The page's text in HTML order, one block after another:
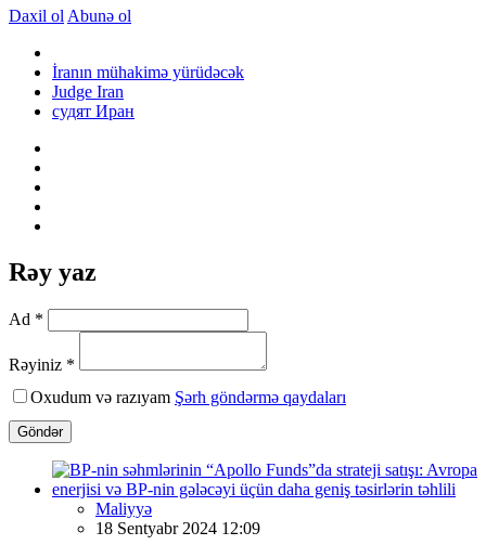
Daxil ol Abunə ol
İranın mühakimə yürüdəcək
Judge Iran
судят Иран
Rəy yaz
Ad *
Rəyiniz *
Oxudum və razıyam Şərh göndərmə qaydaları
Göndər
Maliyyə
18 Sentyabr 2024 12:09